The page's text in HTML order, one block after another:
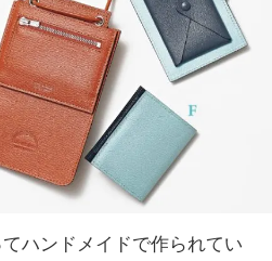
ハンドメイドで作られてい